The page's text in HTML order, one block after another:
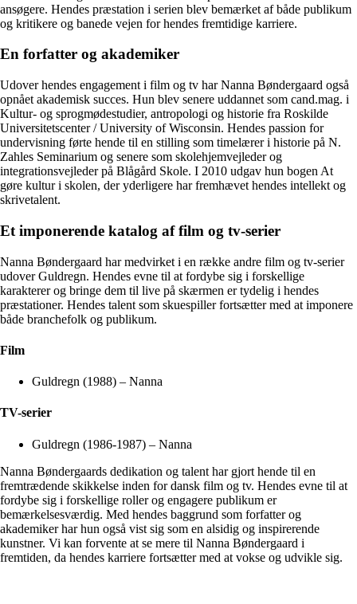
ansøgere. Hendes præstation i serien blev bemærket af både publikum
og kritikere og banede vejen for hendes fremtidige karriere.
En forfatter og akademiker
Udover hendes engagement i film og tv har Nanna Bøndergaard også
opnået akademisk succes. Hun blev senere uddannet som cand.mag. i
Kultur- og sprogmødestudier, antropologi og historie fra Roskilde
Universitetscenter / University of Wisconsin. Hendes passion for
undervisning førte hende til en stilling som timelærer i historie på N.
Zahles Seminarium og senere som skolehjemvejleder og
integrationsvejleder på Blågård Skole. I 2010 udgav hun bogen At
gøre kultur i skolen, der yderligere har fremhævet hendes intellekt og
skrivetalent.
Et imponerende katalog af film og tv-serier
Nanna Bøndergaard har medvirket i en række andre film og tv-serier
udover Guldregn. Hendes evne til at fordybe sig i forskellige
karakterer og bringe dem til live på skærmen er tydelig i hendes
præstationer. Hendes talent som skuespiller fortsætter med at imponere
både branchefolk og publikum.
Film
Guldregn (1988) – Nanna
TV-serier
Guldregn (1986-1987) – Nanna
Nanna Bøndergaards dedikation og talent har gjort hende til en
fremtrædende skikkelse inden for dansk film og tv. Hendes evne til at
fordybe sig i forskellige roller og engagere publikum er
bemærkelsesværdig. Med hendes baggrund som forfatter og
akademiker har hun også vist sig som en alsidig og inspirerende
kunstner. Vi kan forvente at se mere til Nanna Bøndergaard i
fremtiden, da hendes karriere fortsætter med at vokse og udvikle sig.